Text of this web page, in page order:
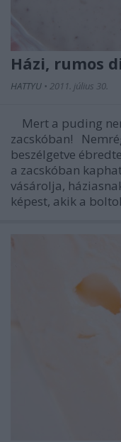
Házi, rumos
HATTYU • 2011. július 30.
Mert a puding
zacskóban!
beszélgetve
a zacskóban
vásárolja,
képest, akik a